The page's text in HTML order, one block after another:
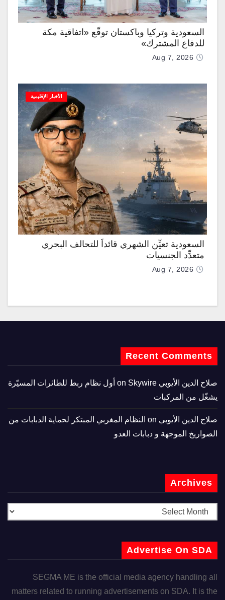
السعودية وتركيا وباكستان توقّع «اتفاقية مكة
للدفاع المشترك»
Aug 7, 2026
الأخبار الإقليمية
السعودية تعيِّن الشهري قائداً للتحالف البحري
متعدِّد الجنسيات
Aug 7, 2026
Recent Comments
صلاح الدين الأيوبي
Skywire أول نظام ربط للطائرات المسيّرة
يشغّل من المركبات
صلاح الدين الأيوبي
النظام المغربي المبتكر لحماية الدبابات من
الصواريخ الموجهة و دبابات العدو
Archives
Advertise On SDA
SEGMA ME is the official media agency handling all
matters related to running advertisements on SDA. It is the